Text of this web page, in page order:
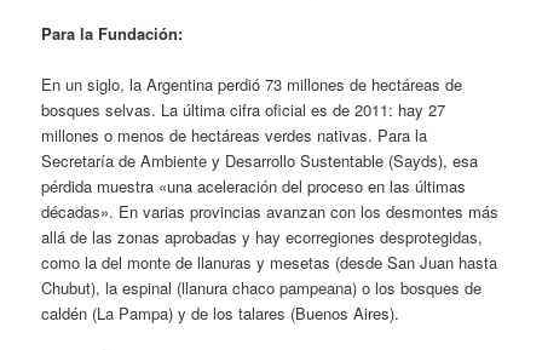
Para la Fundación:
En un siglo, la Argentina perdió 73 millones de hectáreas de
bosques selvas. La última cifra oficial es de 2011: hay 27
millones o menos de hectáreas verdes nativas. Para la
Secretaría de Ambiente y Desarrollo Sustentable (Sayds), esa
pérdida muestra «una aceleración del proceso en las últimas
décadas». En varias provincias avanzan con los desmontes más
allá de las zonas aprobadas y hay ecorregiones desprotegidas,
como la del monte de llanuras y mesetas (desde San Juan hasta
Chubut), la espinal (llanura chaco pampeana) o los bosques de
caldén (La Pampa) y de los talares (Buenos Aires).